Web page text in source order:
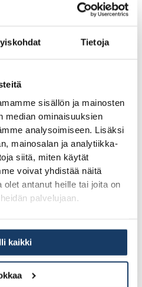
Tietoja
sisällön ja mainosten
median ominaisuuksien
analysoimiseen. Lisäksi
mainosalan ja analytiikka-
siitä, miten käytät
voivat yhdistää näitä
antanut heille tai joita on
palvelujaan.
kaikki
tekijät:
talvella
joka on jo
ratkaisut voivat pidentää
Pirkanmaalla?